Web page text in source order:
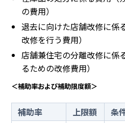
の費用）
退去に向けた店舗改修に係
改修を行う費用）
店舗兼住宅の分離改修に係
るための改修費用）
＜補助率および補助限度額＞
補助率 上限額
条